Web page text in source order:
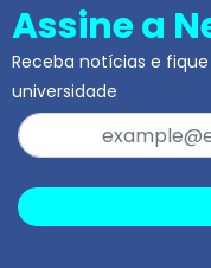
Assine a
Receba notícias e
universidade